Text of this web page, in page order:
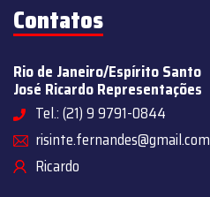
Contatos
Rio de Janeiro/Espírito Santo
José Ricardo Representações
Tel.: (21) 9 9791-0844
risinte.fernandes@gmail.com
Ricardo